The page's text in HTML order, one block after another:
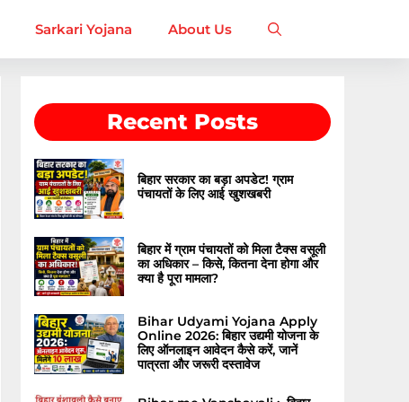
Sarkari Yojana About Us
Recent Posts
बिहार सरकार का बड़ा अपडेट! ग्राम
पंचायतों के लिए आई खुशखबरी
बिहार में ग्राम पंचायतों को मिला टैक्स वसूली
का अधिकार – किसे, कितना देना होगा और
क्या है पूरा मामला?
Bihar Udyami Yojana Apply
Online 2026: बिहार उद्यमी योजना के
लिए ऑनलाइन आवेदन कैसे करें, जानें
पात्रता और जरूरी दस्तावेज